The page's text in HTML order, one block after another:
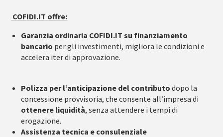
COFIDI.IT offre:
Garanzia ordinaria COFIDI.IT su finanziamento
bancario per gli investimenti, migliora le condizioni e
accelera iter di approvazione.
Polizza per l’anticipazione del contributodopo la
concessione provvisoria, che consente all’impresa di
ottenere liquidità, senza attendere i tempi di
erogazione.
Assistenza tecnica e consulenziale